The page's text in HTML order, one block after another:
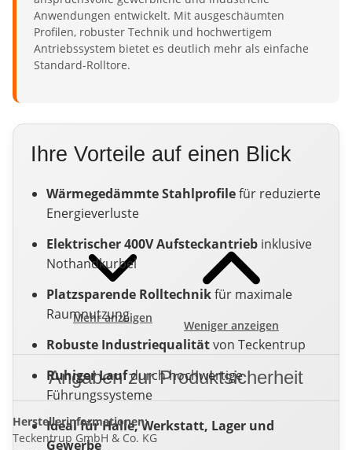
Anwendungen entwickelt. Mit ausgeschäumten
Profilen, robuster Technik und hochwertigem
Antriebssystem bietet es deutlich mehr als einfache
Standard-Rolltore.
Ihre Vorteile auf einen Blick
Wärmegedämmte Stahlprofilefür reduzierte
Energieverluste
Elektrischer 400V Aufsteckantrieb inklusive
Nothandkurbel
Platzsparende Rolltechnikfür maximale
Raumnutzung
Robuste Industriequalitätvon Teckentrup
Ruhiger Laufdurch hochwertige
Führungssysteme
Ideal für Halle, Werkstatt, Lager und
Gewerbe
Mehr anzeigen
Weniger anzeigen
Angaben zur Produktsicherheit
Herstellerinformationen:
Teckentrup GmbH & Co. KG